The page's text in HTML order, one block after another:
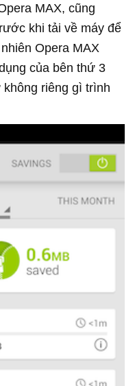
MAX, cũng
khi tải về máy để
Opera MAX
của bên thứ 3
riêng gì trình